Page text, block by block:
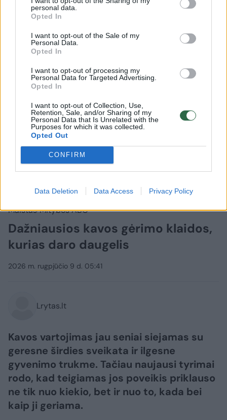
personal data.
Opted In
I want to opt-out of the Sale of my
Personal Data.
Opted In
I want to opt-out of processing my
Personal Data for Targeted Advertising.
Opted In
I want to opt-out of Collection, Use,
Retention, Sale, and/or Sharing of my
Personal Data that Is Unrelated with the
Purposes for which it was collected.
Opted Out
CONFIRM
Data Deletion Data Access Privacy Policy
Rodyti komentarus
Maistas Mitybos ABC
Dažniausios kavos gėrimo klaidos,
kurias daro daugelis
2026 m. rugpjūčio 9 d. 05:41
Lrytas.lt
Kavos vartojimas jau seniai siejamas su
geresne širdies sveikata ir ilgesne
gyvenimo trukme. Tačiau naujausi tyrimai
rodo, kad teigiamas jos poveikis priklauso
ne tik nuo kiekio, bet ir nuo to, kada bei
kaip ji geriama.